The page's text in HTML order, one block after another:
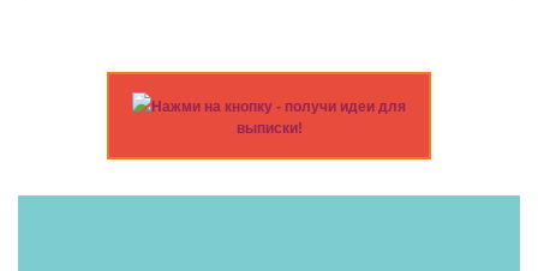
Нажми на кнопку - получи идеи для
выписки!